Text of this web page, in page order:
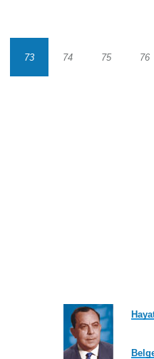
Sayfa
73 Sayfa
74 Sayfa
75 76